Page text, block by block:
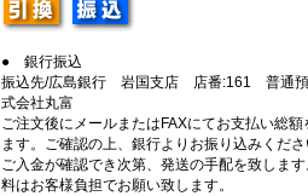
● 銀行振込
振込先/広島銀行 岩国支店 店番:161 普通
式会社丸富
ご注文後にメールまたはFAXにてお支払い総
ます。ご確認の上、銀行よりお振り込みくだ
ご入金が確認でき次第、発送の手配を致しま
料はお客様負担でお願い致します。